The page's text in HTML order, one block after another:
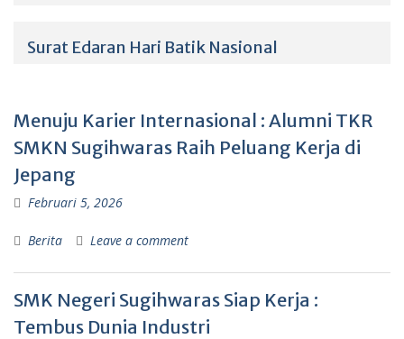
Surat Edaran Hari Batik Nasional
Menuju Karier Internasional : Alumni TKR
SMKN Sugihwaras Raih Peluang Kerja di
Jepang
Februari 5, 2026
Berita Leave a comment
SMK Negeri Sugihwaras Siap Kerja :
Tembus Dunia Industri